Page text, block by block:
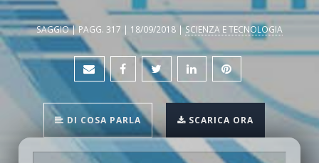
SAGGIO | PAGG. 317 | 18/09/2018 |SCIENZA E TECNOLOGIA
DI COSA PARLA SCARICA ORA